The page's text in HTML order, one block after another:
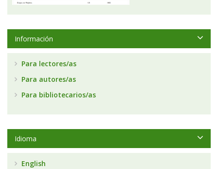
Información
Para lectores/as
Para autores/as
Para bibliotecarios/as
Idioma
English